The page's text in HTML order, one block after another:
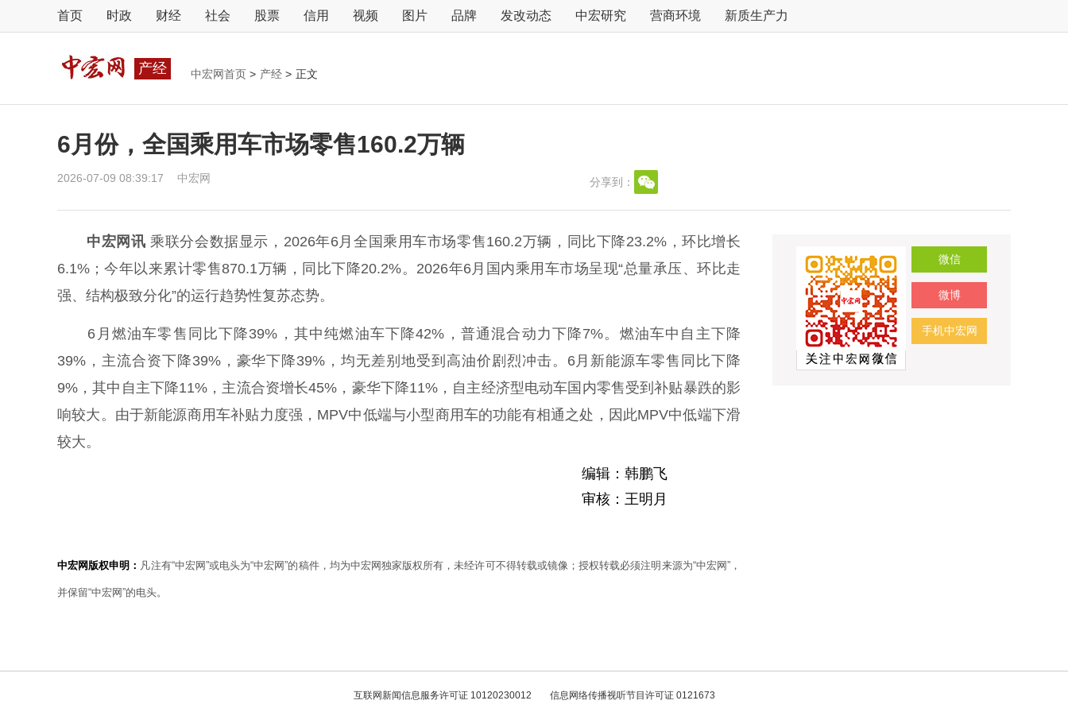
首页 时政 财经 社会 股票 信用 视频 图片 品牌 发改动态 中宏研究 营商环境 新质生产力
产经 中宏网首页 > 产经 > 正文
6月份，全国乘用车市场零售160.2万辆
2026-07-09 08:39:17 中宏网 分享到：
中宏网讯 乘联分会数据显示，2026年6月全国乘用车市场零售160.2万辆，同比下降23.2%，环比增长
6.1%；今年以来累计零售870.1万辆，同比下降20.2%。2026年6月国内乘用车市场呈现“总量承压、环比走
强、结构极致分化”的运行趋势性复苏态势。
6月燃油车零售同比下降39%，其中纯燃油车下降42%，普通混合动力下降7%。燃油车中自主下降
39%，主流合资下降39%，豪华下降39%，均无差别地受到高油价剧烈冲击。6月新能源车零售同比下降
9%，其中自主下降11%，主流合资增长45%，豪华下降11%，自主经济型电动车国内零售受到补贴暴跌的影
响较大。由于新能源商用车补贴力度强，MPV中低端与小型商用车的功能有相通之处，因此MPV中低端下滑
较大。
编辑：韩鹏飞
审核：王明月
中宏网版权申明： 凡注有“中宏网”或电头为“中宏网”的稿件，均为中宏网独家版权所有，未经许可不得转载或镜像；授权转载必须注明来源为“中宏网”，
并保留“中宏网”的电头。
微信
微博
手机中宏网
互联网新闻信息服务许可证 10120230012 信息网络传播视听节目许可证 0121673